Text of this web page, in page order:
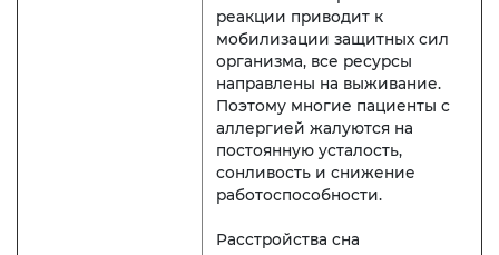
реакции приводит к
мобилизации защитных сил
организма, все ресурсы
направлены на выживание.
Поэтому многие пациенты с
аллергией жалуются на
постоянную усталость,
сонливость и снижение
работоспособности.
Расстройства сна